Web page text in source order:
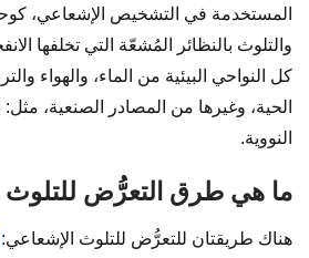
المستخدمة في التشخيص الإشعاعي،
والتلوث بالنظائر المُشعّة التي تخلفها
كل النواحي البيئية من الماء، والهواء
الحية، وغيرها من المصادر الصنعية،
النووية.
ما هي طرق التعرُّض للتلوث
هناك طريقتان للتعرُّض للتلوث الإشعاعي: